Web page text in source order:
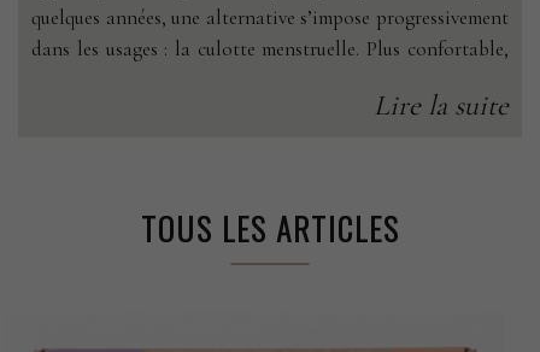
quelques années, une alternative s’impose progressivement
dans les usages : la culotte menstruelle. Plus confortable,
Lire la suite
TOUS LES ARTICLES